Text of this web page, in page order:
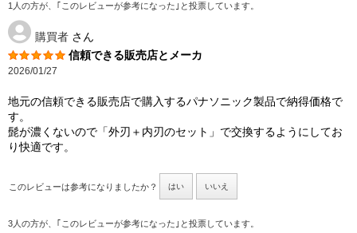
1人の方が、｢このレビューが参考になった｣と投票しています。
購買者 さん
信頼できる販売店とメーカ
2026/01/27
地元の信頼できる販売店で購入するパナソニック製品で納得価格で
す。
髭が濃くないので「外刃＋内刃のセット」で交換するようにしてお
り快適です。
このレビューは参考になりましたか？ はい いいえ
3人の方が、｢このレビューが参考になった｣と投票しています。